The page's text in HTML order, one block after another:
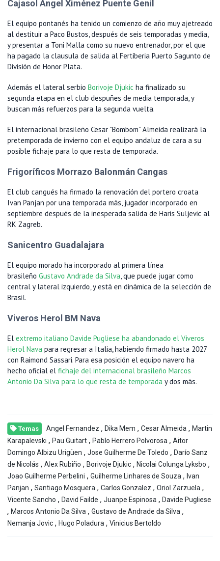
Cajasol Ángel Ximénez Puente Genil
El equipo pontanés ha tenido un comienzo de año muy ajetreado
al destituir a Paco Bustos, después de seis temporadas y media,
y presentar a Toni Malla como su nuevo entrenador, por el que
ha pagado la clausula de salida al Fertiberia Puerto Sagunto de
División de Honor Plata.
Además el lateral serbio Borivoje Djukic ha finalizado su
segunda etapa en el club despuñes de media temporada, y
buscan más refuerzos para la segunda vuelta.
El internacional brasileño Cesar "Bombom" Almeida realizará la
pretemporada de invierno con el equipo andaluz de cara a su
posible fichaje para lo que resta de temporada.
Frigoríficos Morrazo Balonmán Cangas
El club cangués ha firmado la renovación del portero croata
Ivan Panjan por una temporada más, jugador incorporado en
septiembre después de la inesperada salida de Haris Suljevic al
RK Zagreb.
Sanicentro Guadalajara
El equipo morado ha incorporado al primera línea
brasileño Gustavo Andrade da Silva, que puede jugar como
central y lateral izquierdo, y está en dinámica de la selección de
Brasil.
Viveros Herol BM Nava
El extremo italiano Davide Pugliese ha abandonado el Viveros
Herol Nava para regresar a Italia, habiendo firmado hasta 2027
con Raimond Sassari. Para esa posición el equipo navero ha
hecho oficial el fichaje del internacional brasileño Marcos
Antonio Da Silva para lo que resta de temporada y dos más.
Temas Angel Fernandez , Dika Mem , Cesar Almeida , Martin
Karapalevski , Pau Guitart , Pablo Herrero Polvorosa , Aitor
Domingo Albizu Urigüen , Jose Guilherme De Toledo , Darío Sanz
de Nicolás , Alex Rubiño , Borivoje Djukic , Nicolai Colunga Lyksbo ,
Joao Guilherme Perbelini , Guilherme Linhares de Souza , Ivan
Panjan , Santiago Mosquera , Carlos Gonzalez , Oriol Zarzuela ,
Vicente Sancho , David Failde , Juanpe Espinosa , Davide Pugliese
, Marcos Antonio Da Silva , Gustavo de Andrade da Silva ,
Nemanja Jovic , Hugo Poladura , Vinicius Bertoldo